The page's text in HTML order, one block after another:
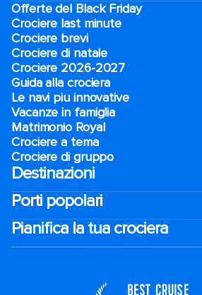
Offerte del Black Friday
Crociere last minute
Crociere brevi​
Crociere di natale​
Crociere 2026-2027
Guida alla crociera
Le navi piu innovative
Vacanze in famiglia
Matrimonio Royal
Crociere a tema
Crociere di gruppo
Destinazioni
Porti popolari
Pianifica la tua crociera